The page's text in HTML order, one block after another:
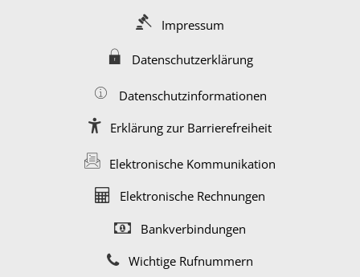
Impressum
Datenschutzerklärung
Datenschutzinformationen
Erklärung zur Barrierefreiheit
Elektronische Kommunikation
Elektronische Rechnungen
Bankverbindungen
Wichtige Rufnummern